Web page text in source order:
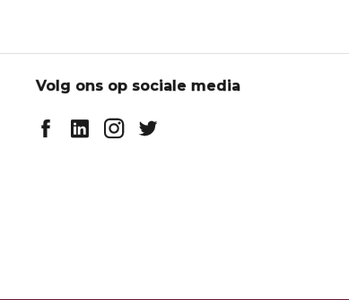
Volg ons op sociale media